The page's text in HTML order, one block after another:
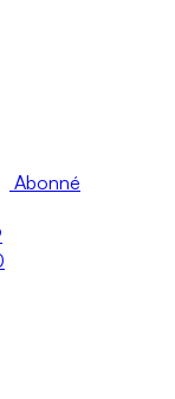
Abonné